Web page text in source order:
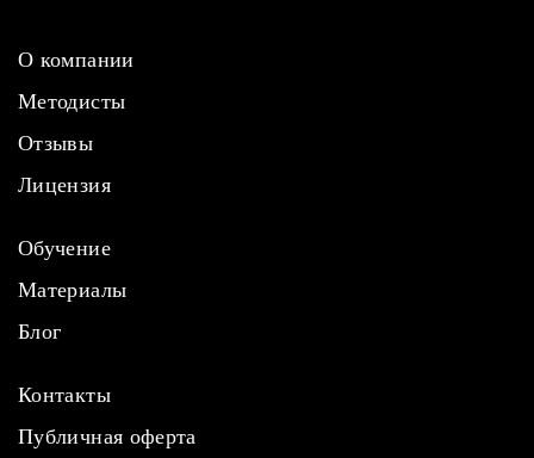
О компании
Методисты
Отзывы
Лицензия
Обучение
Материалы
Блог
Контакты
Публичная оферта